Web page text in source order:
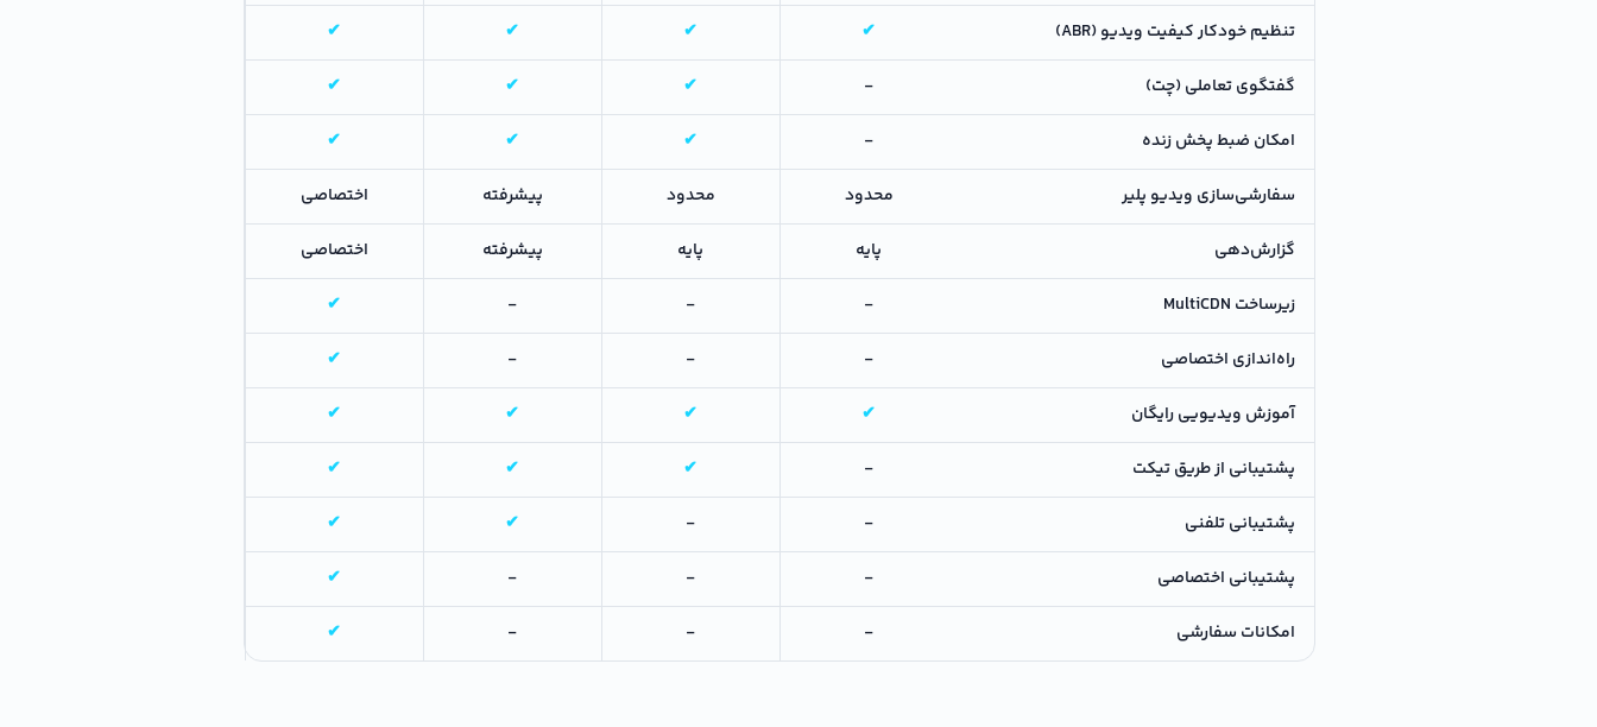
تنظیم خودکار کیفیت ویدیو (ABR) ✔
✔
✔
✔
گفتگوی تعاملی (چت) -
✔
✔
✔
امکان ضبط پخش زنده -
✔
✔
✔
سفارشی‌سازی ویدیو پلیر محدود محدود پیشرفته اختصاصی
گزارش‌دهی پایه پایه پیشرفته اختصاصی
زیرساخت MultiCDN -
-
-
✔
راه‌اندازی اختصاصی -
-
-
✔
آموزش ویدیویی رایگان ✔
✔
✔
✔
پشتیبانی از طریق تیکت -
✔
✔
✔
پشتیبانی تلفنی -
-
✔
✔
پشتیبانی اختصاصی -
-
-
✔
امکانات سفارشی -
-
-
✔